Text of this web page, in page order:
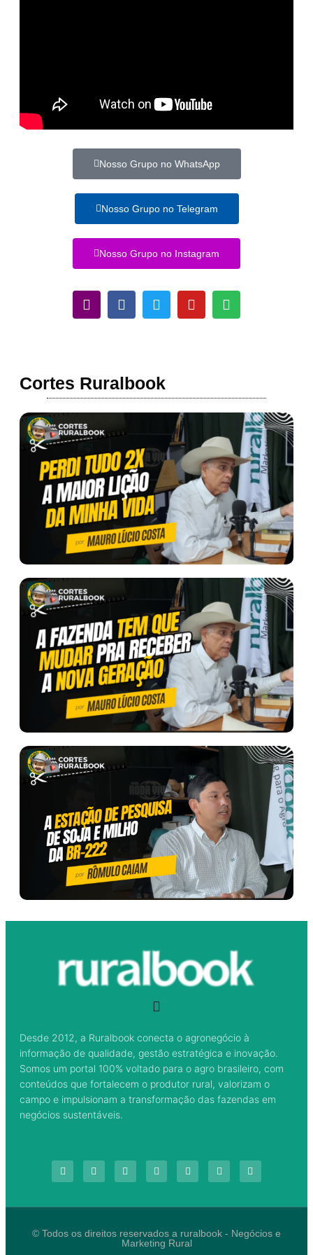
Nosso Grupo no WhatsApp
Nosso Grupo no Telegram
Nosso Grupo no Instagram
Cortes Ruralbook
Desde 2012, a Ruralbook conecta o agronegócio à
informação de qualidade, gestão estratégica e inovação.
Somos um portal 100% voltado para o agro brasileiro, com
conteúdos que fortalecem o produtor rural, valorizam o
campo e impulsionam a transformação das fazendas em
negócios sustentáveis.
© Todos os direitos reservados a ruralbook - Negócios e
Marketing Rural